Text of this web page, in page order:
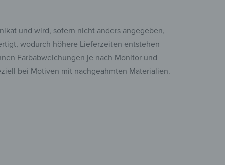
und wird, sofern nicht anders angegeben,
wodurch höhere Lieferzeiten entstehen
Farbabweichungen je nach Monitor und
bei Motiven mit nachgeahmten Materialien.